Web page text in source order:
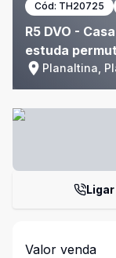
Cód: TH20725
R5 DVO -
estuda
Planaltina,
Ligar
Valor venda